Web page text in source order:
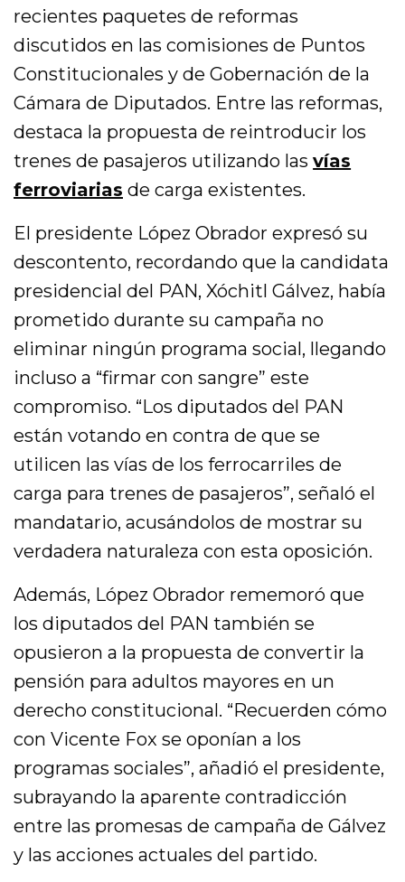
recientes paquetes de reformas
discutidos en las comisiones de Puntos
Constitucionales y de Gobernación de la
Cámara de Diputados. Entre las reformas,
destaca la propuesta de reintroducir los
trenes de pasajeros utilizando lasvías
ferroviarias de carga existentes.
El presidente López Obrador expresó su
descontento, recordando que la candidata
presidencial del PAN, Xóchitl Gálvez, había
prometido durante su campaña no
eliminar ningún programa social, llegando
incluso a “firmar con sangre” este
compromiso. “Los diputados del PAN
están votando en contra de que se
utilicen las vías de los ferrocarriles de
carga para trenes de pasajeros”, señaló el
mandatario, acusándolos de mostrar su
verdadera naturaleza con esta oposición.
Además, López Obrador rememoró que
los diputados del PAN también se
opusieron a la propuesta de convertir la
pensión para adultos mayores en un
derecho constitucional. “Recuerden cómo
con Vicente Fox se oponían a los
programas sociales”, añadió el presidente,
subrayando la aparente contradicción
entre las promesas de campaña de Gálvez
y las acciones actuales del partido.